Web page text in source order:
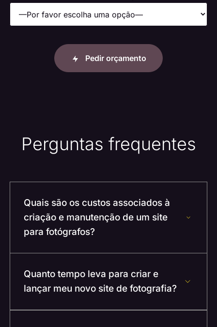
Pedir orçamento
Perguntas frequentes
Quais são os custos associados à
criação e manutenção de um site
para fotógrafos?
Quanto tempo leva para criar e
lançar meu novo site de fotografia?